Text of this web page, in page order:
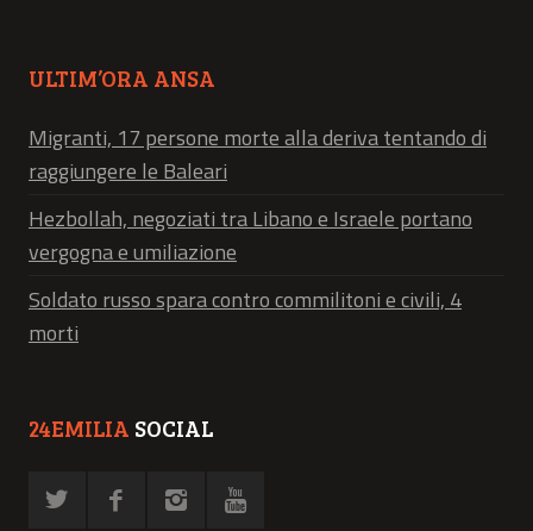
ULTIM’ORA ANSA
Migranti, 17 persone morte alla deriva tentando di
raggiungere le Baleari
Hezbollah, negoziati tra Libano e Israele portano
vergogna e umiliazione
Soldato russo spara contro commilitoni e civili, 4
morti
24EMILIA SOCIAL